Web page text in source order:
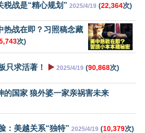
税战是“精心规划” 2025/4/19 (22,364次)
热战在即？习照稿念藏
次)
只求活著！ ▶️ 2025/4/19 (90,868次)
的国家 狼外婆一家亲祸害未来
：美越关系“独特” 2025/4/19 (10,379次)